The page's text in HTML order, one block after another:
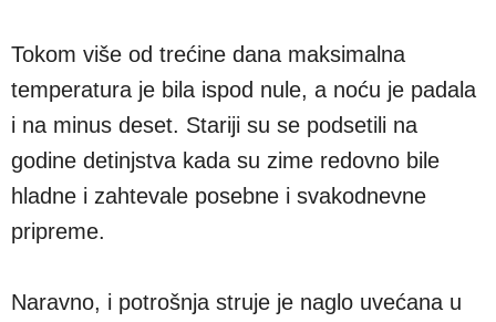
Tokom više od trećine dana maksimalna
temperatura je bila ispod nule, a noću je padala
i na minus deset. Stariji su se podsetili na
godine detinjstva kada su zime redovno bile
hladne i zahtevale posebne i svakodnevne
pripreme.
Naravno, i potrošnja struje je naglo uvećana u